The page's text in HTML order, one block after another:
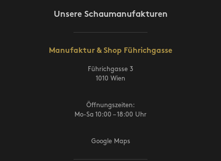
Unsere Schaumanufakturen
Manufaktur & Shop Führichgasse
Führichgasse 3
1010 Wien
Öffnungszeiten:
Mo-Sa 10:00 – 18:00 Uhr
Google Maps